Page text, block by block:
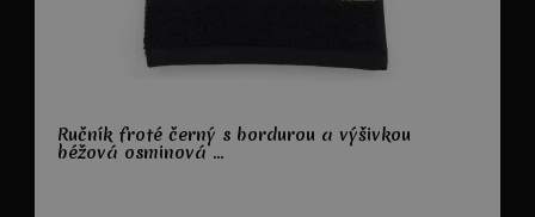
Ručník froté černý s bordurou a výšivkou
béžová osminová ...